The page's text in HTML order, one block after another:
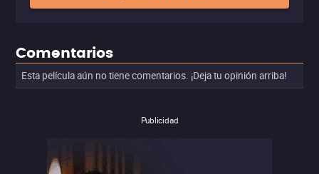
Comentarios
Esta película aún no tiene comentarios. ¡Deja tu opinión arriba!
Publicidad